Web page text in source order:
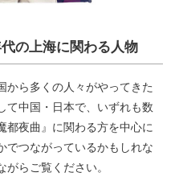
の上海に関わる人物
から多くの人々がやってきた
て中国・日本で、いずれも数
都夜曲』に関わる方を中心に
でつながっているかもしれな
らご覧ください。